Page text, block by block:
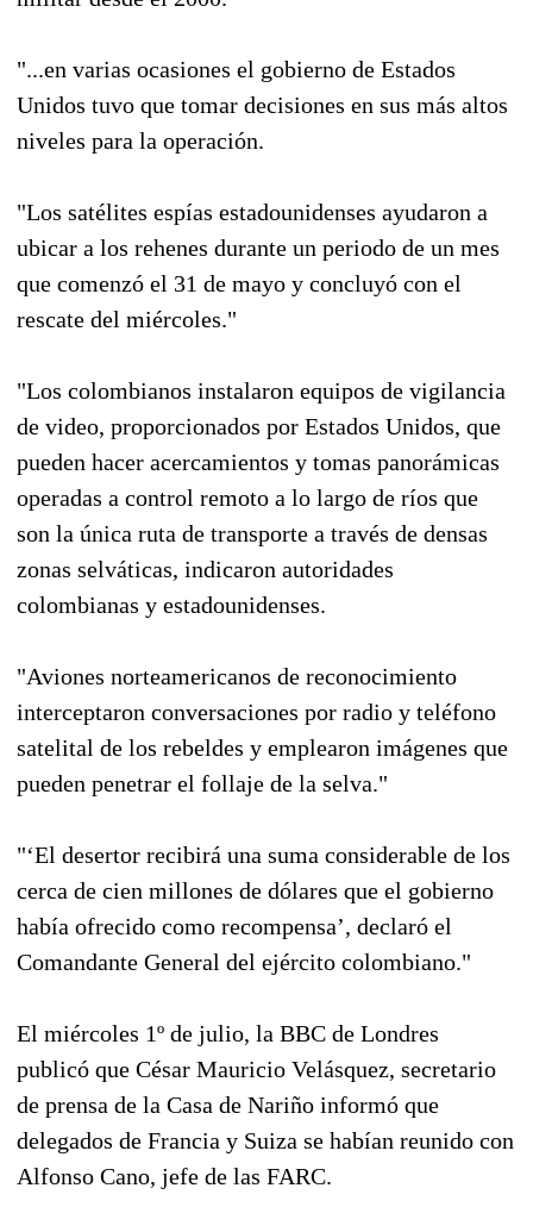
"...en varias ocasiones el gobierno de Estados
Unidos tuvo que tomar decisiones en sus más altos
niveles para la operación.
"Los satélites espías estadounidenses ayudaron a
ubicar a los rehenes durante un periodo de un mes
que comenzó el 31 de mayo y concluyó con el
rescate del miércoles."
"Los colombianos instalaron equipos de vigilancia
de video, proporcionados por Estados Unidos, que
pueden hacer acercamientos y tomas panorámicas
operadas a control remoto a lo largo de ríos que
son la única ruta de transporte a través de densas
zonas selváticas, indicaron autoridades
colombianas y estadounidenses.
"Aviones norteamericanos de reconocimiento
interceptaron conversaciones por radio y teléfono
satelital de los rebeldes y emplearon imágenes que
pueden penetrar el follaje de la selva."
"‘El desertor recibirá una suma considerable de los
cerca de cien millones de dólares que el gobierno
había ofrecido como recompensa’, declaró el
Comandante General del ejército colombiano."
El miércoles 1º de julio, la BBC de Londres
publicó que César Mauricio Velásquez, secretario
de prensa de la Casa de Nariño informó que
delegados de Francia y Suiza se habían reunido con
Alfonso Cano, jefe de las FARC.